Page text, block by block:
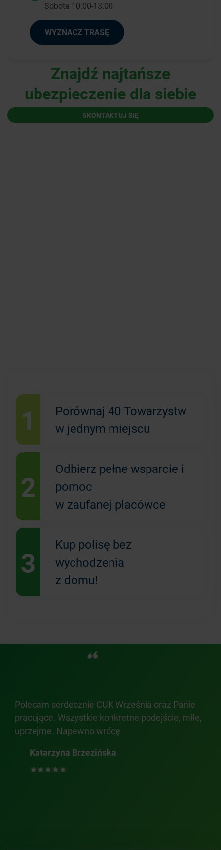
Sobota 10:00-13:00
WYZNACZ TRASĘ
Znajdź najtańsze
ubezpieczenie dla siebie
SKONTAKTUJ SIĘ
1
Porównaj 40 Towarzystw
w jednym miejscu
2
Odbierz pełne wsparcie i
pomoc
w zaufanej placówce
3
Kup polisę bez
wychodzenia
z domu!
Polecam serdecznie CUK Września oraz Panie
pracujące. Wszystkie konkretne podejście, miłe,
uprzejme. Napewno wrócę
Katarzyna Brzezińska